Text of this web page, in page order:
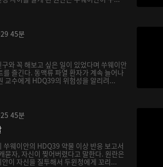
45분
와 꼭 해보고 싶은 일이 있었다며 쑤웨이안
를 즐긴다. 동맥류 파열 환자가 계속 늘어나
교수에게 HDQ39의 위험성을 알리려...
45분
쑤웨이안의 HDQ39 약물 이상 반응 보고서
묻자, 자신이 찢어버렸다고 말한다. 원란은
이 자신을 질투해서 두윈청에게 꼬리...